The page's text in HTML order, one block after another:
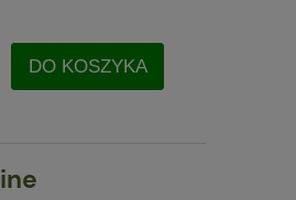
DO KOSZYKA